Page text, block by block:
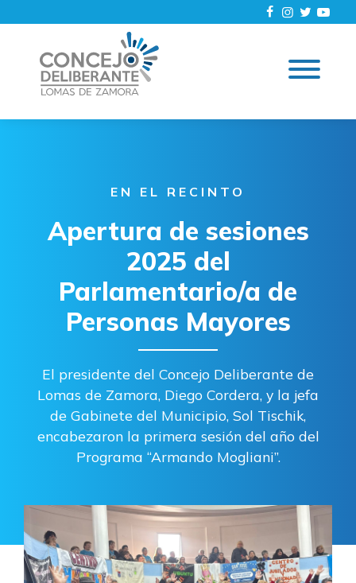
EN EL RECINTO
Apertura de sesiones
2025 del
Parlamentario/a de
Personas Mayores
El presidente del Concejo Deliberante de
Lomas de Zamora, Diego Cordera, y la jefa
de Gabinete del Municipio, Sol Tischik,
encabezaron la primera sesión del año del
Programa “Armando Mogliani”.